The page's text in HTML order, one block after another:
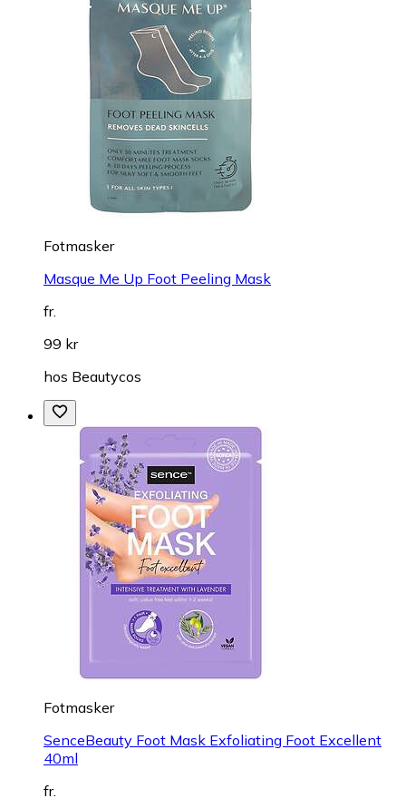
Fotmasker
Masque Me Up Foot Peeling Mask
fr.
99 kr
hos Beautycos
Fotmasker
SenceBeauty Foot Mask Exfoliating Foot Excellent
40ml
fr.